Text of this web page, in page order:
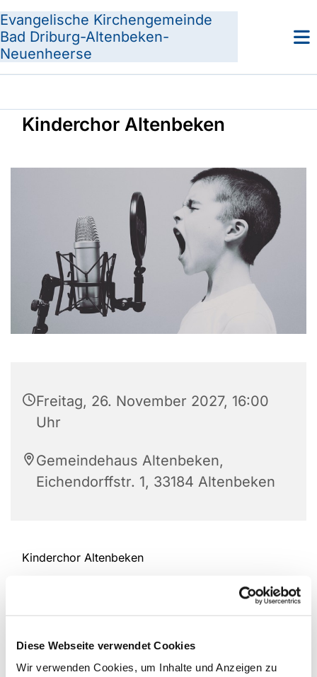
Diese Webseite verwendet Cookies
Wir verwenden Cookies, um Inhalte und Anzeigen zu
Evangelische Kirchengemeinde
Bad Driburg-Altenbeken-
Neuenheerse
Kinderchor Altenbeken
Freitag, 26. November 2027, 16:00
Uhr
Gemeindehaus Altenbeken,
Eichendorffstr. 1, 33184 Altenbeken
Kinderchor Altenbeken
Ansprechpartnerin: Britta Claes Tel.: 052 55 -9 33